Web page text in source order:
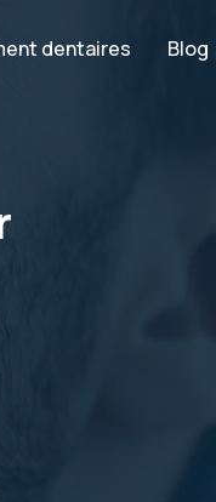
dentaires Blog